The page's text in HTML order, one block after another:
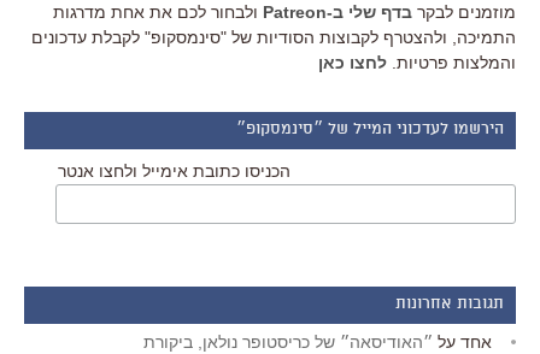
מוזמנים לבקר בדף שלי ב-Patreon
ולבחור לכם את אחת מדרגות
התמיכה, ולהצטרף לקבוצות הסודיות של "סינמסקופ" לקבלת עדכונים
והמלצות פרטיות. לחצו כאן
הירשמו לעדכוני המייל של ״סינמסקופ״
הכניסו כתובת אימייל ולחצו אנטר
תגובות אחרונות
אחד על ״האודיסאה״ של כריסטופר נולאן, ביקורת